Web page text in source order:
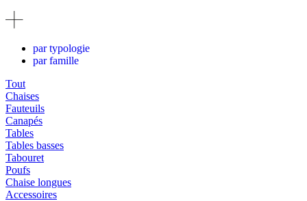
par typologie
par famille
Tout
Chaises
Fauteuils
Canapés
Tables
Tables basses
Tabouret
Poufs
Chaise longues
Accessoires